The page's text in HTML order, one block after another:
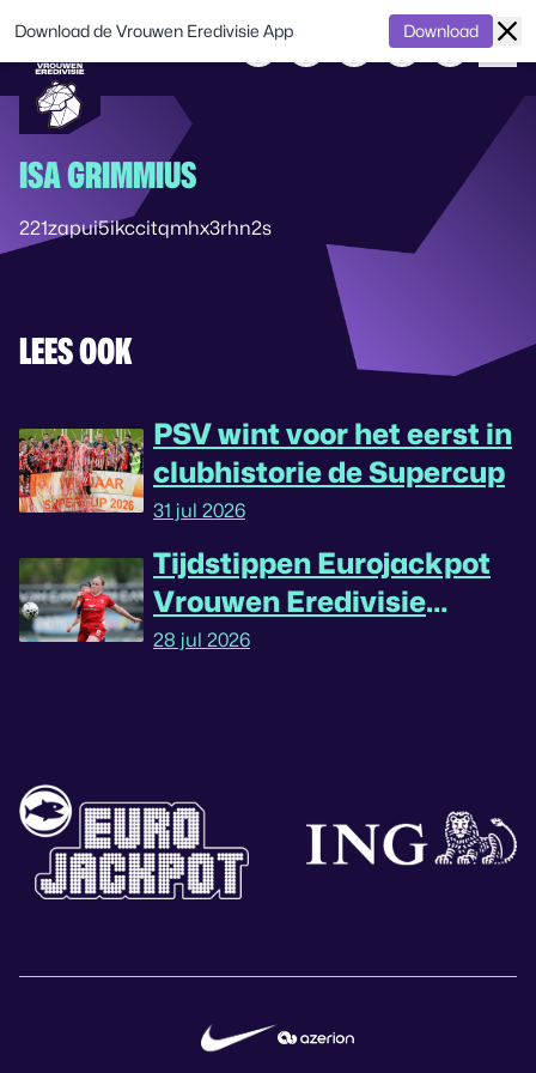
ISA GRIMMIUS
221zapui5ikccitqmhx3rhn2s
LEES OOK
PSV wint voor het eerst in
clubhistorie de Supercup
31 jul 2026
Tijdstippen Eurojackpot
Vrouwen Eredivisie
omgedraaid
28 jul 2026
Download de Vrouwen Eredivisie App Download